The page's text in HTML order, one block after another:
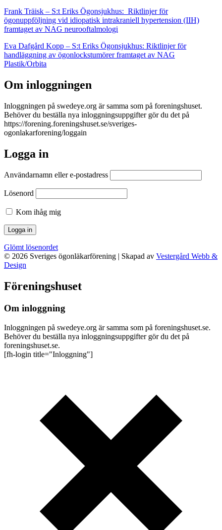
Frank Träisk – S:t Eriks Ögonsjukhus: Riktlinjer för
ögonuppföljning vid idiopatisk intrakraniell hypertension (IIH)
framtaget av NAG neurooftalmologi
Eva Dafgård Kopp – S:t Eriks Ögonsjukhus: Riktlinjer för
handläggning av ögonlockstumörer framtaget av NAG
Plastik/Orbita
Om inloggningen
Inloggningen på swedeye.org är samma som på foreningshuset.
Behöver du beställa nya inloggningsuppgifter gör du det på
https://forening.foreningshuset.se/sveriges-
ogonlakarforening/loggain
Logga in
Användarnamn eller e‑postadress
Lösenord
Kom ihåg mig
Glömt lösenordet
© 2026 Sveriges ögonläkarförening | Skapad av Vestergård Webb &
Design
Föreningshuset
Om inloggning
Inloggningen på swedeye.org är samma som på foreningshuset.se.
Behöver du beställa nya inloggningsuppgifter gör du det på
foreningshuset.se.
[fh-login title="Inloggning"]